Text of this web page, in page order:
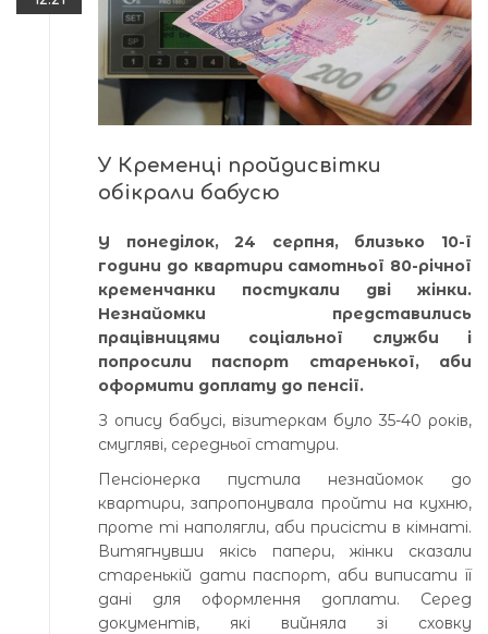
У Кременці пройдисвітки
обікрали бабусю
У понеділок, 24 серпня, близько 10-ї
години до квартири самотньої 80-річної
кременчанки постукали дві жінки.
Незнайомки представились
працівницями соціальної служби і
попросили паспорт старенької, аби
оформити доплату до пенсії.
З опису бабусі, візитеркам було 35-40 років,
смугляві, середньої статури.
Пенсіонерка пустила незнайомок до
квартири, запропонувала пройти на кухню,
проте ті наполягли, аби присісти в кімнаті.
Витягнувши якісь папери, жінки сказали
старенькій дати паспорт, аби виписати її
дані для оформлення доплати. Серед
документів, які вийняла зі сховку